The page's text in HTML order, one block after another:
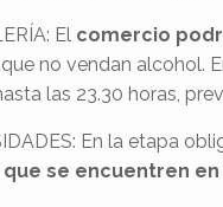
El comercio
no vendan alcohol.
las 23.30 horas,
En la etapa
se encuentren